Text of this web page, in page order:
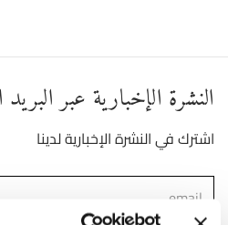
النشرة الإخبارية عبر البريد
اشترك في النشرة الإخبارية لدينا